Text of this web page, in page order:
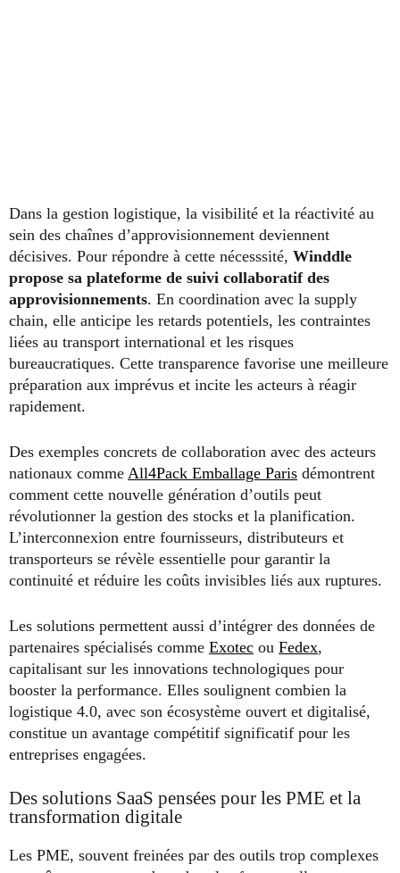
Dans la gestion logistique, la visibilité et la réactivité au
sein des chaînes d’approvisionnement deviennent
décisives. Pour répondre à cette nécesssité, Winddle
propose sa plateforme de suivi collaboratif des
approvisionnements. En coordination avec la supply
chain, elle anticipe les retards potentiels, les contraintes
liées au transport international et les risques
bureaucratiques. Cette transparence favorise une meilleure
préparation aux imprévus et incite les acteurs à réagir
rapidement.
Des exemples concrets de collaboration avec des acteurs
nationaux comme All4Pack Emballage Paris démontrent
comment cette nouvelle génération d’outils peut
révolutionner la gestion des stocks et la planification.
L’interconnexion entre fournisseurs, distributeurs et
transporteurs se révèle essentielle pour garantir la
continuité et réduire les coûts invisibles liés aux ruptures.
Les solutions permettent aussi d’intégrer des données de
partenaires spécialisés comme Exotec ou Fedex,
capitalisant sur les innovations technologiques pour
booster la performance. Elles soulignent combien la
logistique 4.0, avec son écosystème ouvert et digitalisé,
constitue un avantage compétitif significatif pour les
entreprises engagées.
Des solutions SaaS pensées pour les PME et la
transformation digitale
Les PME, souvent freinées par des outils trop complexes